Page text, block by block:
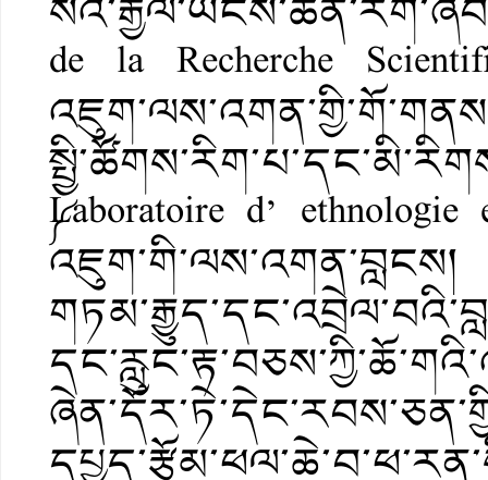
de la Recherche
༼Laboratoire d’